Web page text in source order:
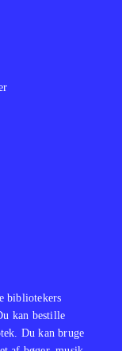
bibliotekers
kan bestille
Du kan bruge